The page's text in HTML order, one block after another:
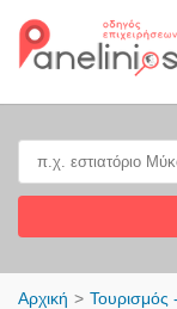
Αρχική Τουρισμός